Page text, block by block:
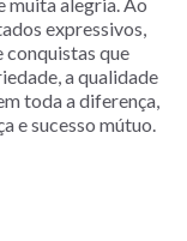
expressivos,
conquistas que
a qualidade
toda a diferença,
e sucesso mútuo.